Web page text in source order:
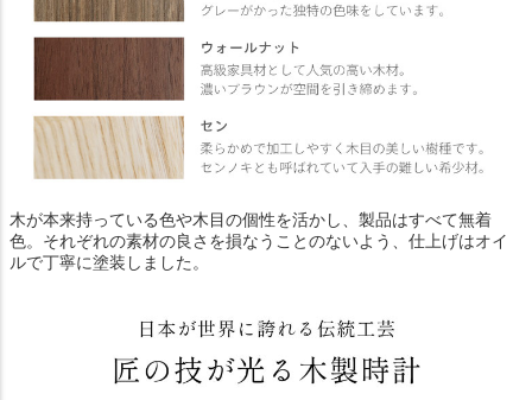
木が本来持っている色や木目の個性を活かし、製品はすべて無着
色。それぞれの素材の良さを損なうことのないよう、仕上げはオイ
ルで丁寧に塗装しました。